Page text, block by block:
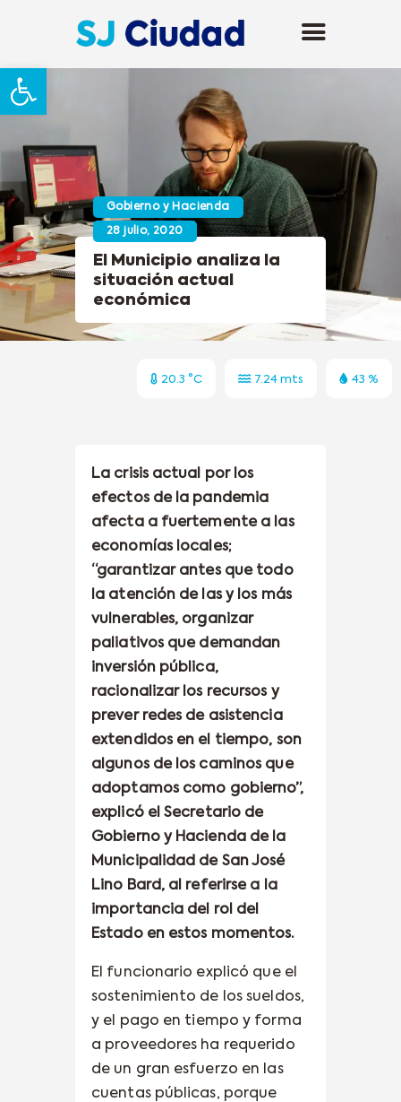
Abrir barra de herramientas
Gobierno y Hacienda
28 julio, 2020
El Municipio analiza la
situación actual
económica
20.3 °C 7.24 mts 43 %
La crisis actual por los
efectos de la pandemia
afecta a fuertemente a las
economías locales;
“garantizar antes que todo
la atención de las y los más
vulnerables, organizar
paliativos que demandan
inversión pública,
racionalizar los recursos y
prever redes de asistencia
extendidos en el tiempo, son
algunos de los caminos que
adoptamos como gobierno”,
explicó el Secretario de
Gobierno y Hacienda de la
Municipalidad de San José
Lino Bard, al referirse a la
importancia del rol del
Estado en estos momentos.
El funcionario explicó que el
sostenimiento de los sueldos,
y el pago en tiempo y forma
a proveedores ha requerido
de un gran esfuerzo en las
cuentas públicas, porque